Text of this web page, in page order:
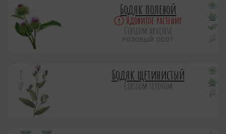
Бодяк полевой
Ядовитое растение
Cirsium arvense
РОЗОВЫЙ ОСОТ
Бодяк щетинистый
Cirsium setosum